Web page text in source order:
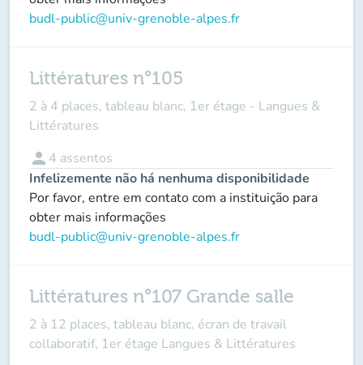
budl-public@univ-grenoble-alpes.fr
Littératures n°105
2 à 4 places, tableau blanc, 1er étage - Langues &
Littératures
person 4 assentos
Infelizemente não há nenhuma disponibilidade
Por favor, entre em contato com a instituição para
obter mais informações
budl-public@univ-grenoble-alpes.fr
Littératures n°107 Grande salle
2 à 12 places, tableau blanc, écran de travail
collaboratif, 1er étage Langues & Littératures